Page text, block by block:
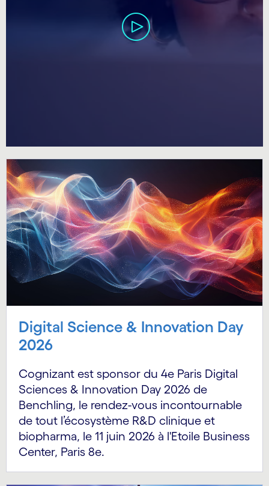
Digital Science & Innovation Day
2026
Cognizant est sponsor du 4e Paris Digital
Sciences & Innovation Day 2026 de
Benchling, le rendez-vous incontournable
de tout l’écosystème R&D clinique et
biopharma, le 11 juin 2026 à l'Etoile Business
Center, Paris 8e.